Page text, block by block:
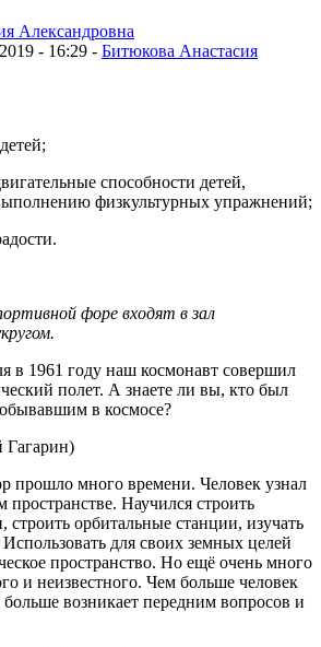
- 16:29 - Битюкова Анастасия
способности детей,
физкультурных упражнений;
форе входят в зал
в 1961 году наш космонавт совершил
полет. А знаете ли вы, кто был
в космосе?
прошло много времени. Человек узнал
пространстве. Научился строить
строить орбитальные станции, изучать
для своих земных целей
пространство. Но ещё очень много
и неизвестного. Чем больше человек
больше возникает передним вопросов и